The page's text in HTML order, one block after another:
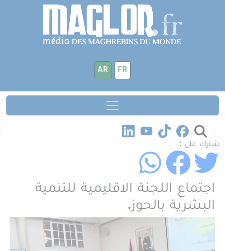
تجاوز إلى المحتوى الرئيسي
FR
AR
شارك على :
اجتماع اللجنة الاقليمية للتنمية
البشرية بالحوز.
لوحة إدارة ملفات تعريف الارتباط